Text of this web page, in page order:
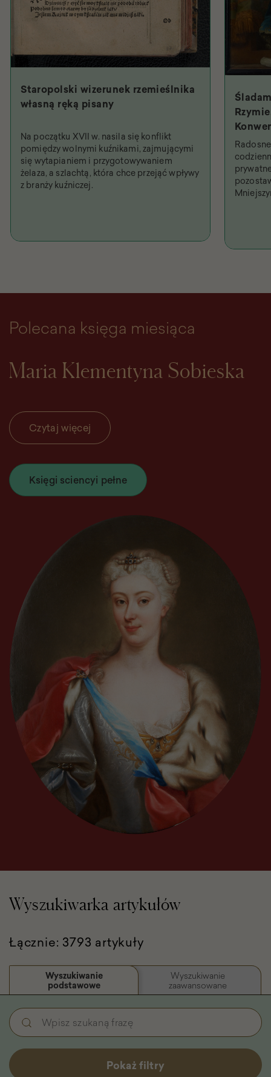
Staropolski wizerunek rzemieślnika
własną ręką pisany
Na początku XVII w. nasila się konflikt
pomiędzy wolnymi kuźnikami, zajmującymi
się wytapianiem i przygotowywaniem
żelaza, a szlachtą, która chce przejąć wpływy
z branży kuźniczej.
Polecana księga miesiąca
Maria Klementyna Sobieska
Czytaj więcej
Księgi sciencyi pełne
Wyszukiwarka artykułów
Łącznie: 3793 artykuły
Wyszukiwanie
podstawowe
Wyszukiwanie
zaawansowane
Wyszukiwanie
podstawowe
-
Filtry
Wpisz
szukaną
frazę
Pokaż filtry